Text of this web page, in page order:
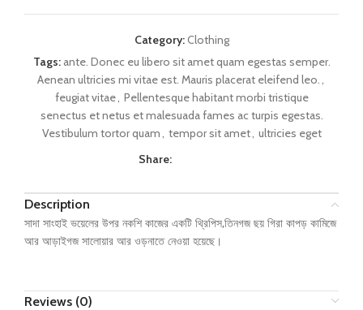
Category:Clothing
Tags: ante. Donec eu libero sit amet quam egestas semper.
Aenean ultricies mi vitae est. Mauris placerat eleifend leo.,
feugiat vitae, Pellentesque habitant morbi tristique
senectus et netus et malesuada fames ac turpis egestas.
Vestibulum tortor quam, tempor sit amet, ultricies eget
Share:
Description
সাদা সাংহাই ভয়েলের উপর নকশি কাজের একটি থ্রিপিস,তিনগজ ছয় গিরা কাপড় কামিজে
আর আড়াইগজ সালোয়ার আর ওড়নাতে নেওয়া হয়েছে।
Reviews (0)